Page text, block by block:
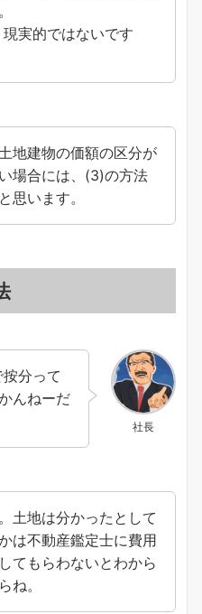
実的ではないです
地建物の価額の区分が
場合には、(3)の方法
思います。
社長
分って
んねーだ
土地は分かったとして
は不動産鑑定士に費用
てもらわないとわから
ね。